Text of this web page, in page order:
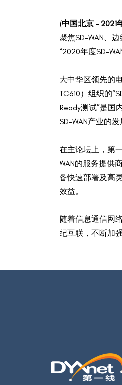
(中国北京 – 2021
聚焦SD-WAN、
“2020年度SD-
大中华区领先的
TC610）组织的
Ready测试”是国
SD-WAN产业的
在主论坛上，第
WAN的服务提供
备快速部署及高
效益。
随着信息通信网
纪互联，不断加